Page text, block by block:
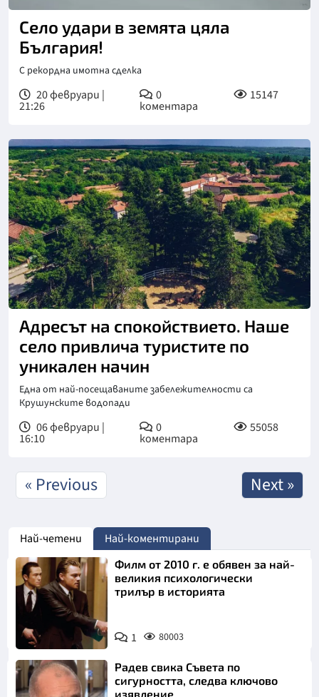
Село удари в земята цяла
България!
С рекордна имотна сделка
20 февруари |
21:26
0
коментара
15147
Адресът на спокойствието. Наше
село привлича туристите по
уникален начин
Една от най-посещаваните забележителности са
Крушунските водопади
06 февруари |
16:10
0
коментара
55058
« Previous Next »
Най-четени Най-коментирани
Филм от 2010 г. е обявен за най-
великия психологически
трилър в историята
1 80003
Радев свика Съвета по
сигурността, следва ключово
изявление